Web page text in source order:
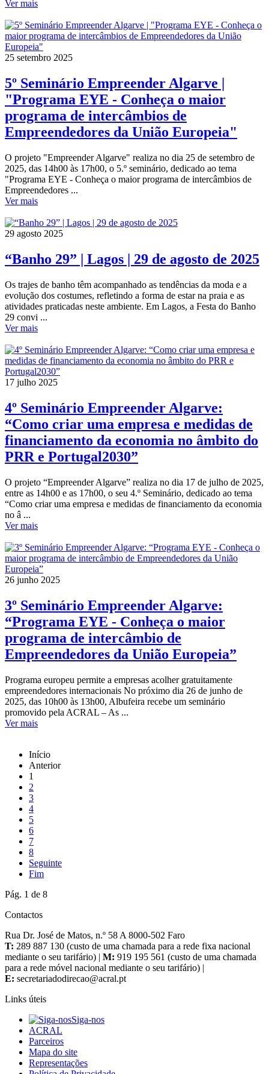
Ver mais
25 setembro 2025
5º Seminário Empreender Algarve |
"Programa EYE - Conheça o maior
programa de intercâmbios de
Empreendedores da União Europeia"
O projeto "Empreender Algarve" realiza no dia 25 de setembro de
2025, das 14h00 às 17h00, o 5.º seminário, dedicado ao tema
"Programa EYE - Conheça o maior programa de intercâmbios de
Empreendedores ...
Ver mais
29 agosto 2025
“Banho 29” | Lagos | 29 de agosto de 2025
Os trajes de banho têm acompanhado as tendências da moda e a
evolução dos costumes, refletindo a forma de estar na praia e as
atividades praticadas neste ambiente. Em Lagos, a Festa do Banho
29 convi ...
Ver mais
17 julho 2025
4º Seminário Empreender Algarve:
“Como criar uma empresa e medidas de
financiamento da economia no âmbito do
PRR e Portugal2030”
O projeto “Empreender Algarve” realiza no dia 17 de julho de 2025,
entre as 14h00 e as 17h00, o seu 4.º Seminário, dedicado ao tema
“Como criar uma empresa e medidas de financiamento da economia
no â ...
Ver mais
26 junho 2025
3º Seminário Empreender Algarve:
“Programa EYE - Conheça o maior
programa de intercâmbio de
Empreendedores da União Europeia”
Programa europeu permite a empresas acolher gratuitamente
empreendedores internacionais No próximo dia 26 de junho de
2025, das 10h00 às 13h00, Albufeira recebe um seminário
promovido pela ACRAL – As ...
Ver mais
Início
Anterior
1
2
3
4
5
6
7
8
Seguinte
Fim
Pág. 1 de 8
Contactos
Rua Dr. José de Matos, n.º 58 A 8000-502 Faro
T: 289 887 130 (custo de uma chamada para a rede fixa nacional
mediante o seu tarifário) | M: 919 195 561 (custo de uma chamada
para a rede móvel nacional mediante o seu tarifário) |
E:
Links úteis
Siga-nos
ACRAL
Parceiros
Mapa do site
Representações